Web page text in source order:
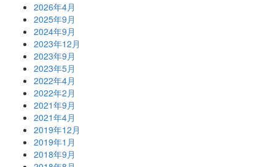
2026年4月
2025年9月
2024年9月
2023年12月
2023年9月
2023年5月
2022年4月
2022年2月
2021年9月
2021年4月
2019年12月
2019年1月
2018年9月